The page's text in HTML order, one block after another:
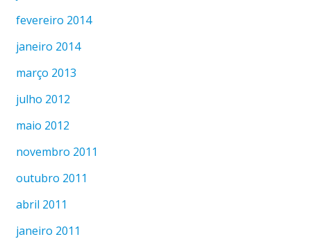
fevereiro 2014
janeiro 2014
março 2013
julho 2012
maio 2012
novembro 2011
outubro 2011
abril 2011
janeiro 2011